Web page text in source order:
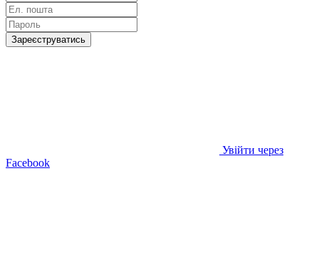
Зареєструватись
Увійти через
Facebook